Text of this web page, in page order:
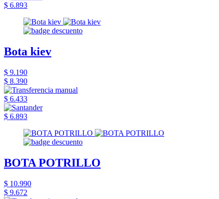
$ 6.893
Bota kiev
$ 9.190
$ 8.390
$ 6.433
$ 6.893
BOTA POTRILLO
$ 10.990
$ 9.672